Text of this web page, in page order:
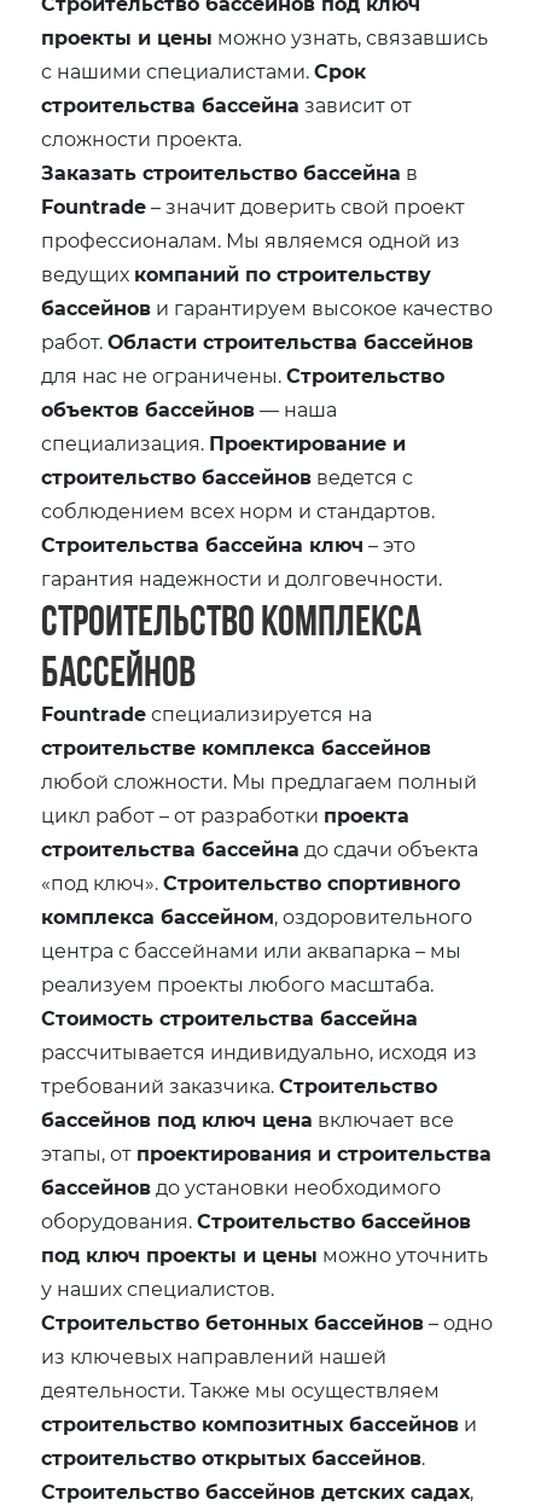
проекты и цены можно узнать, связавшись
с нашими специалистами.Срок
строительства бассейна зависит от
сложности проекта.
Заказать строительство бассейна в
Fountrade– значит доверить свой проект
профессионалам. Мы являемся одной из
ведущих компаний по строительству
бассейнов и гарантируем высокое качество
работ.Области строительства бассейнов
для нас не ограничены.Строительство
объектов бассейнов— наша
специализация. Проектирование и
строительство бассейнов ведется с
соблюдением всех норм и стандартов.
Строительства бассейна ключ – это
гарантия надежности и долговечности.
Строительство комплекса
бассейнов
Fountradeспециализируется на
строительстве комплекса бассейнов
любой сложности. Мы предлагаем полный
цикл работ – от разработки проекта
строительства бассейна до сдачи объекта
«под ключ».Строительство спортивного
комплекса бассейном, оздоровительного
центра с бассейнами или аквапарка – мы
реализуем проекты любого масштаба.
Стоимость строительства бассейна
рассчитывается индивидуально, исходя из
требований заказчика.Строительство
бассейнов под ключ цена включает все
этапы, от проектирования и строительства
бассейнов до установки необходимого
оборудования.Строительство бассейнов
под ключ проекты и цены можно уточнить
у наших специалистов.
Строительство бетонных бассейнов– одно
из ключевых направлений нашей
деятельности. Также мы осуществляем
строительство композитных бассейнов и
строительство открытых бассейнов.
Строительство бассейнов детских садах,